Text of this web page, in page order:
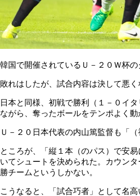
韓国で開催されているＵ－２０Ｗ杯
敗れはしたが、試合内容は決して悪
日本と同様、初戦で勝利（１－０イ
ながら、奪ったボールをテンポよく
Ｕ－２０日本代表の内山篤監督も「
ところが、「縦１本（のパス）で安
いてシュートを決められた。カウン
勝チームというしかない。
こうなると、「試合巧者」として名